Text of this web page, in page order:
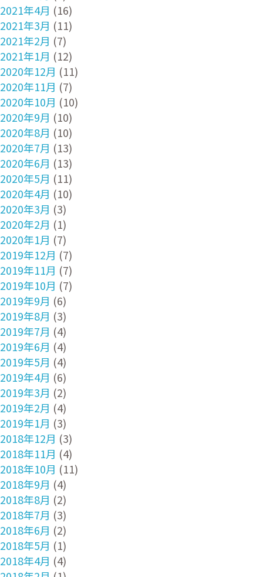
2021年4月 (16)
2021年3月 (11)
2021年2月 (7)
2021年1月 (12)
2020年12月 (11)
2020年11月 (7)
2020年10月 (10)
2020年9月 (10)
2020年8月 (10)
2020年7月 (13)
2020年6月 (13)
2020年5月 (11)
2020年4月 (10)
2020年3月 (3)
2020年2月 (1)
2020年1月 (7)
2019年12月 (7)
2019年11月 (7)
2019年10月 (7)
2019年9月 (6)
2019年8月 (3)
2019年7月 (4)
2019年6月 (4)
2019年5月 (4)
2019年4月 (6)
2019年3月 (2)
2019年2月 (4)
2019年1月 (3)
2018年12月 (3)
2018年11月 (4)
2018年10月 (11)
2018年9月 (4)
2018年8月 (2)
2018年7月 (3)
2018年6月 (2)
2018年5月 (1)
2018年4月 (4)